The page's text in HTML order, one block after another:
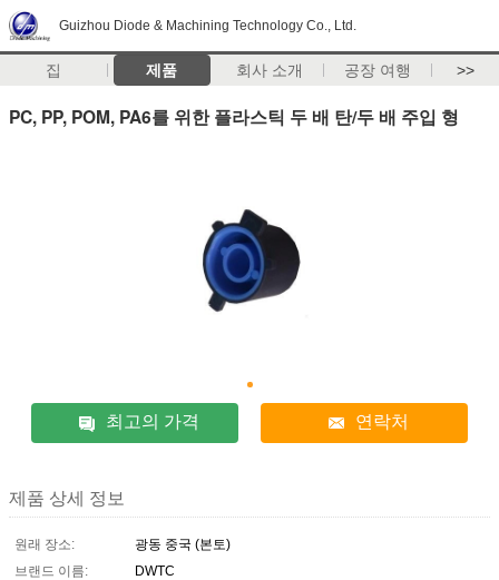
Guizhou Diode & Machining Technology Co., Ltd.
집 제품 회사 소개 공장 여행 >>
PC, PP, POM, PA6를 위한 플라스틱 두 배 탄/두 배 주입 형
최고의 가격 연락처
제품 상세 정보
원래 장소:
광동 중국 (본토)
브랜드 이름:
DWTC